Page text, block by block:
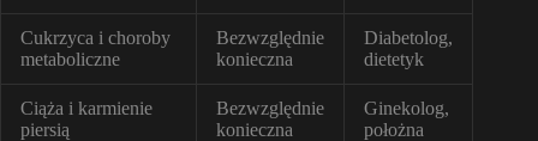
Cukrzyca i choroby
metaboliczne
Bezwzględnie
konieczna
Diabetolog,
dietetyk
Ciąża i karmienie
piersią
Bezwzględnie
konieczna
Ginekolog,
położna